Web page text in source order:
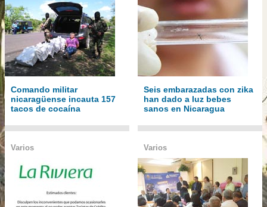
Comando militar
nicaragüense incauta 157
tacos de cocaína
Seis embarazadas con zika
han dado a luz bebes
sanos en Nicaragua
Varios Varios